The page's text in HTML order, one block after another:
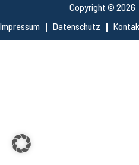
Copyright © 2026
Impressum
Datenschutz